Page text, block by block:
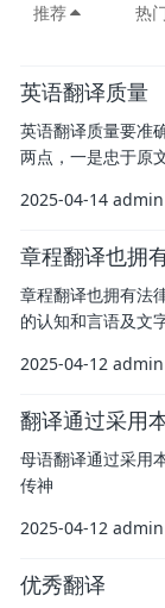
推荐 热
英语翻译质量
英语翻译质量要准
两点，一是忠于原
2025-04-14 admin
章程翻译也拥
章程翻译也拥有法
的认知和言语及文
2025-04-12 admin
翻译通过采用
母语翻译通过采用
传神
2025-04-12 admin
优秀翻译